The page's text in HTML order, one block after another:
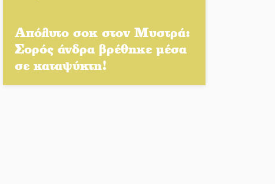
Απόλυτο σοκ στον Μυστρά:
Σορός άνδρα βρέθηκε μέσα
σε καταψύκτη!